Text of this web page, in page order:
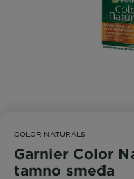
COLOR NATURALS
Garnier Color
tamno smeđa